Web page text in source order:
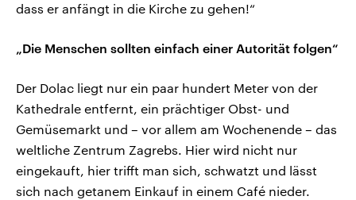
dass er anfängt in die Kirche zu gehen!“
„Die Menschen sollten einfach einer Autorität folgen“
Der Dolac liegt nur ein paar hundert Meter von der
Kathedrale entfernt, ein prächtiger Obst- und
Gemüsemarkt und – vor allem am Wochenende – das
weltliche Zentrum Zagrebs. Hier wird nicht nur
eingekauft, hier trifft man sich, schwatzt und lässt
sich nach getanem Einkauf in einem Café nieder.